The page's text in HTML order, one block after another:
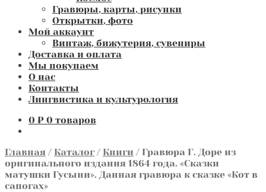
Гравюры, карты, рисунки
Открытки, фото
Мой аккаунт
Винтаж, бижутерия, сувениры
Доставка и оплата
Мы покупаем
О нас
Контакты
Лингвистика и культурология
0 ₽ 0 товаров
Главная / Каталог / Книги / Гравюра Г. Доре из
оригинального издания 1864 года. «Сказки
матушки Гусыни». Данная гравюра к сказке «Кот в
сапогах»